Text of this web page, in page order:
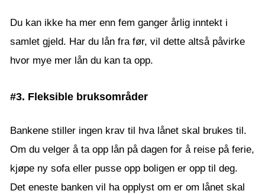
Du kan ikke ha mer enn fem ganger årlig inntekt i
samlet gjeld. Har du lån fra før, vil dette altså påvirke
hvor mye mer lån du kan ta opp.
#3. Fleksible bruksområder
Bankene stiller ingen krav til hva lånet skal brukes til.
Om du velger å ta opp lån på dagen for å reise på ferie,
kjøpe ny sofa eller pusse opp boligen er opp til deg.
Det eneste banken vil ha opplyst om er om lånet skal